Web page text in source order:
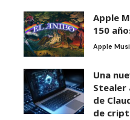
Apple
150
Apple
Una
Stealer
de
de